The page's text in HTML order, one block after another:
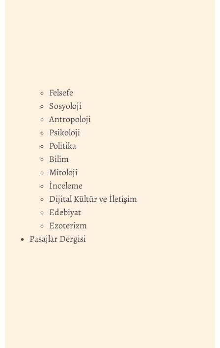
Felsefe
Sosyoloji
Antropoloji
Psikoloji
Politika
Bilim
Mitoloji
İnceleme
Dijital Kültür ve İletişim
Edebiyat
Ezoterizm
Pasajlar Dergisi